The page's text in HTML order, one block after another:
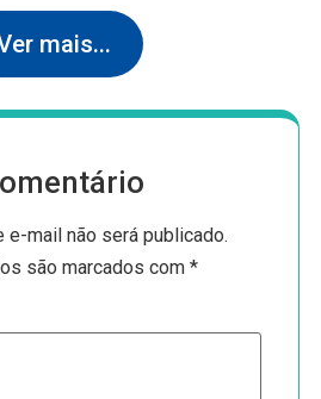
mais...
e-mail não será publicado.
são marcados com*